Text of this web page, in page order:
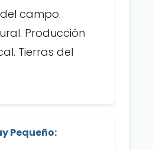
campo.
Producción
Tierras del
Pequeño: